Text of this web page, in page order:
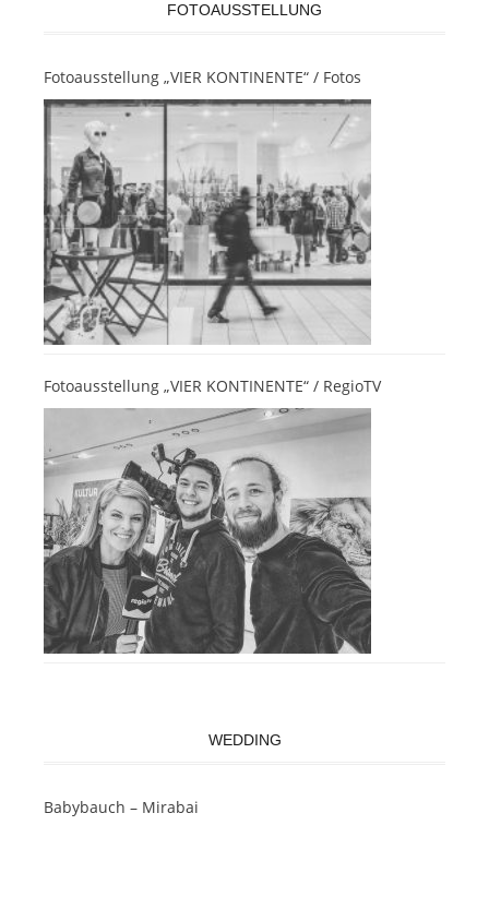
FOTOAUSSTELLUNG
Fotoausstellung „VIER KONTINENTE“ / Fotos
Fotoausstellung „VIER KONTINENTE“ / RegioTV
WEDDING
Babybauch – Mirabai